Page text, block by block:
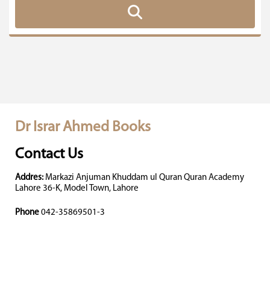
Dr Israr Ahmed Books
Contact Us
Addres: Markazi Anjuman Khuddam ul Quran Quran Academy
Lahore 36-K, Model Town, Lahore
Phone 042-35869501-3